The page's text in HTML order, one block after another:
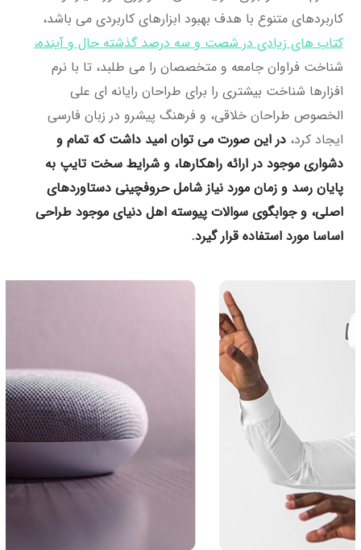
کاربردهای متنوع با هدف بهبود ابزارهای کاربردی می باشد،
کتاب های زیادی در شصت و سه درصد گذشته حال و آینده،
شناخت فراوان جامعه و متخصصان را می طلبد، تا با نرم
افزارها شناخت بیشتری را برای طراحان رایانه ای علی
الخصوص طراحان خلاقی، و فرهنگ پیشرو در زبان فارسی
ایجاد کرد،در این صورت می توان امید داشت که تمام و
دشواری موجود در ارائه راهکارها، و شرایط سخت تایپ به
پایان رسد و زمان مورد نیاز شامل حروفچینی دستاوردهای
اصلی، و جوابگوی سوالات پیوسته اهل دنیای موجود طراحی
اساسا مورد استفاده قرار گیرد.